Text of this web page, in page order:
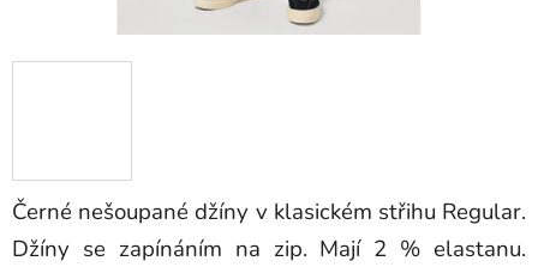
Černé nešoupané džíny v klasickém střihu Regular.
Džíny se zapínáním na zip. Mají 2 % elastanu.